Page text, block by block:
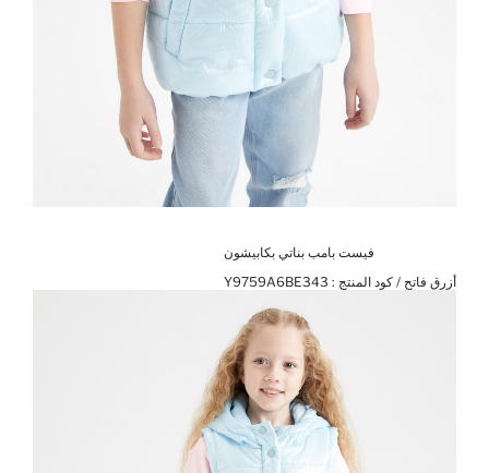
فيست بامب بناتي بكابيشون
أزرق فاتح / كود المنتج : Y9759A6BE343